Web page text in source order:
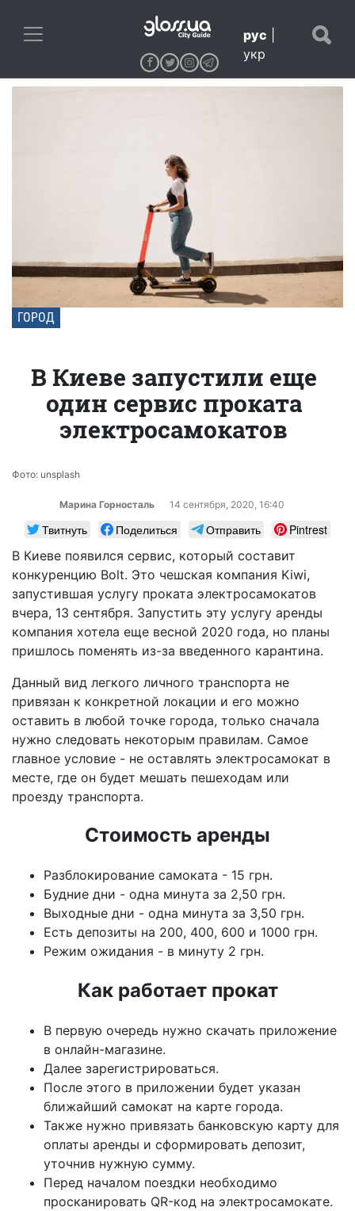
рус
укр
ГОРОД
В Киеве запустили еще
один сервис проката
электросамокатов
Фото: unsplash
Марина Горносталь 14 сентября, 2020, 16:40
Твитнуть Поделиться Отправить
Pintrest
В Киеве появился сервис, который составит
конкуренцию Bolt. Это чешская компания Kiwi,
запустившая услугу проката электросамокатов
вчера, 13 сентября. Запустить эту услугу аренды
компания хотела еще весной 2020 года, но планы
пришлось поменять из-за введенного карантина.
Данный вид легкого личного транспорта не
привязан к конкретной локации и его можно
оставить в любой точке города, только сначала
нужно следовать некоторым правилам. Самое
главное условие - не оставлять электросамокат в
месте, где он будет мешать пешеходам или
проезду транспорта.
Стоимость аренды
Разблокирование самоката - 15 грн.
Будние дни - одна минута за 2,50 грн.
Выходные дни - одна минута за 3,50 грн.
Есть депозиты на 200, 400, 600 и 1000 грн.
Режим ожидания - в минуту 2 грн.
Как работает прокат
В первую очередь нужно скачать приложение
в онлайн-магазине.
Далее зарегистрироваться.
После этого в приложении будет указан
ближайший самокат на карте города.
Также нужно привязать банковскую карту для
оплаты аренды и сформировать депозит,
уточнив нужную сумму.
Перед началом поездки необходимо
просканировать QR-код на электросамокате.